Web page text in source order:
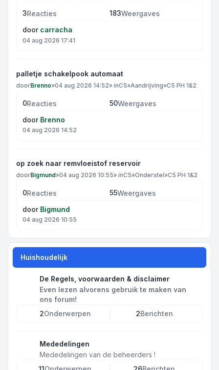
3Reacties 183Weergaves
door carracha
04 aug 2026 17:41
palletje schakelpook automaat
doorBrenno»04 aug 2026 14:52» inC5»Aandrijving»C5 PH 1&2
0Reacties 50Weergaves
door Brenno
04 aug 2026 14:52
op zoek naar remvloeistof reservoir
doorBigmund»04 aug 2026 10:55» inC5»Onderstel»C5 PH 1&2
0Reacties 55Weergaves
door Bigmund
04 aug 2026 10:55
Huishoudelijk
De Regels, voorwaarden & disclaimer
Even lezen alvorens gebruik te maken van
ons forum!
2Onderwerpen 2Berichten
Mededelingen
Mededelingen van de beheerders !